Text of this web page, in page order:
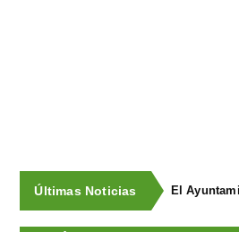
Últimas Noticias